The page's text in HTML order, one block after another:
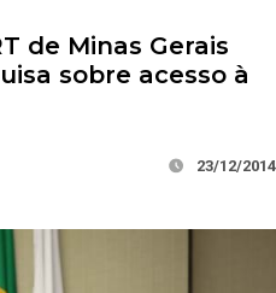
de Minas Gerais
sobre acesso à
23/12/2014